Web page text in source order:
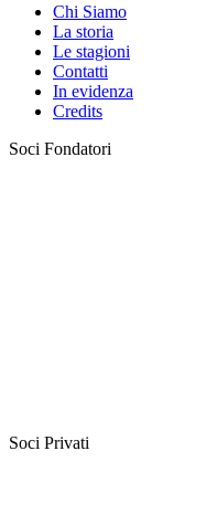
Chi Siamo
La storia
Le stagioni
Contatti
In evidenza
Credits
Soci Fondatori
Soci Privati